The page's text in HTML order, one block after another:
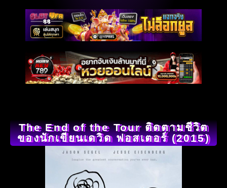
The End of the Tour ติดตามชีวิต
ของนักเขียนเดวิด ฟอสเตอร์ (2015)